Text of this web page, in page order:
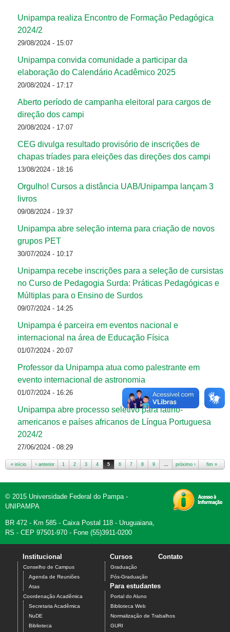
Unipampa realiza Encontro de Formação Pedagógica
2024/2
29/08/2024 - 15:07
Unipampa convida comunidade a participar da
elaboração do Calendário Acadêmico 2025
20/08/2024 - 17:17
Aberto período de campanha eleitoral para cargos de
direção dos campi
20/08/2024 - 17:07
CEG divulga resultado provisório de inscrições de
chapas tríades para eleições das direções dos campi
13/08/2024 - 18:16
Orgulho! Cursos a distância UAB/Unipampa lançam 3
livros
09/08/2024 - 19:37
Unipampa abre seleção interna para criação de novos
grupos PET
30/07/2024 - 10:17
Unipampa recebe inscrições para a seleção de cursistas
no Curso de Pedagogia Surda: Práticas Pedagógicas e
Múltiplas para o Ensino de Surdos
09/07/2024 - 14:25
Unipampa é parceira em eventos nacional e
internacional na área de Educação Física
01/07/2024 - 20:07
Professor da Unipampa atua como palestrante em
evento internacional de astronomia
01/07/2024 - 16:26
Unipampa abre processo seletivo para latino-
americanos e países africanos de Língua Portuguesa
2024/2
27/06/2024 - 08:29
« início ‹ anterior 1 2 3 4 5 6 7 8 9 … próximo › fim »
© 2015 Universidade Federal do Pampa -
UNIPAMPA
BR 472 - Km 585 - Caixa Postal 118 - Uruguaiana,
RS - CEP 97501-970 - Fone (55)3911-0200
Institucional
Conselho de Campus
Agenda de Reuniões
Atas
Coordenação Acadêmica
Secretaria Acadêmica
NuDE
Biblioteca
Cursos
Graduação
Pós-Graduação
Contato
Para estudantes
Portal do Aluno
Biblioteca Web
Normalização de Trabalhos
GURI